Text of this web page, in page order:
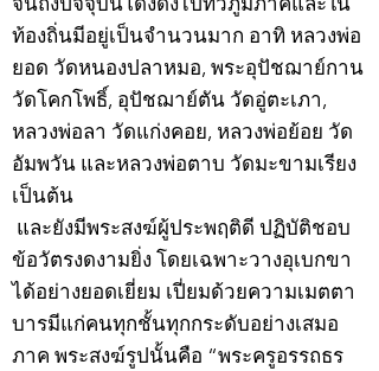
ท้องถิ่นมีอยู่เป็นจำนวนมาก อาทิ หลวงพ่อ
ยอด วัดหนองปลาหมอ, พระอุปัชฌาย์กาน
วัดโคกโพธิ์, อุปัชฌาย์ตัน วัดอู่ตะเภา,
หลวงพ่อลา วัดแก่งคอย, หลวงพ่อย้อย วัด
อัมพวัน และหลวงพ่อตาบ วัดมะขามเรียง
เป็นต้น
และยังมีพระสงฆ์ผู้ประพฤติดี ปฏิบัติชอบ
ข้อวัตรงดงามยิ่ง โดยเฉพาะวางอุเบกขา
ได้อย่างยอดเยี่ยม เปี่ยมด้วยความเมตตา
บารมีแก่คนทุกชั้นทุกกระดับอย่างเสมอ
ภาค พระสงฆ์รูปนั้นคือ “พระครูอรรถธร